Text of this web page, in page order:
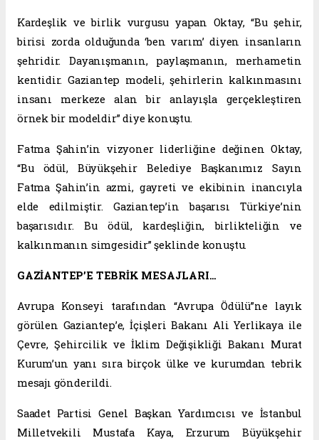
Kardeşlik ve birlik vurgusu yapan Oktay, “Bu şehir,
birisi zorda olduğunda ‘ben varım’ diyen insanların
şehridir. Dayanışmanın, paylaşmanın, merhametin
kentidir. Gaziantep modeli, şehirlerin kalkınmasını
insanı merkeze alan bir anlayışla gerçekleştiren
örnek bir modeldir” diye konuştu.
Fatma Şahin’in vizyoner liderliğine değinen Oktay,
“Bu ödül, Büyükşehir Belediye Başkanımız Sayın
Fatma Şahin’in azmi, gayreti ve ekibinin inancıyla
elde edilmiştir. Gaziantep’in başarısı Türkiye’nin
başarısıdır. Bu ödül, kardeşliğin, birlikteliğin ve
kalkınmanın simgesidir” şeklinde konuştu.
GAZİANTEP’E TEBRİK MESAJLARI…
Avrupa Konseyi tarafından “Avrupa Ödülü”ne layık
görülen Gaziantep’e, İçişleri Bakanı Ali Yerlikaya ile
Çevre, Şehircilik ve İklim Değişikliği Bakanı Murat
Kurum’un yanı sıra birçok ülke ve kurumdan tebrik
mesajı gönderildi.
Saadet Partisi Genel Başkan Yardımcısı ve İstanbul
Milletvekili Mustafa Kaya, Erzurum Büyükşehir